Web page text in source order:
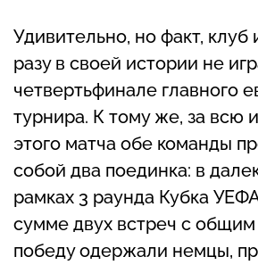
Удивительно, но факт, клуб
разу в своей истории не
четвертьфинале главного
турнира. К тому же, за всю
этого матча обе команды
собой два поединка: в
рамках 3 раунда Кубка
сумме двух встреч с
победу одержали немцы,